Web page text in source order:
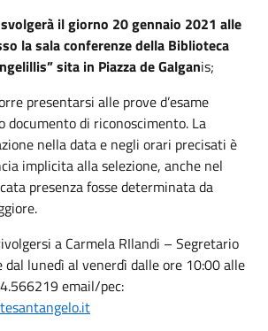
il giorno 20 gennaio 2021 alle
la sala conferenze della Biblioteca
sita in Piazza de Galganis;
presentarsi alle prove d’esame
documento di riconoscimento. La
nella data e negli orari precisati è
implicita alla selezione, anche nel
presenza fosse determinata da
a Carmela RIlandi – Segretario
dal lunedì al venerdì dalle ore 10:00 alle
email/pec: